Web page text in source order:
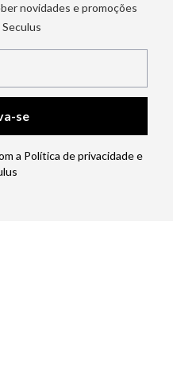
novidades e promoções
se
a Política de privacidade e